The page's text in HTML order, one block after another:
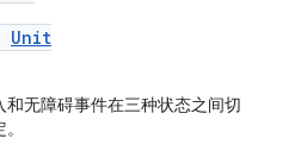
Unit
无障碍事件在三种状态之间切